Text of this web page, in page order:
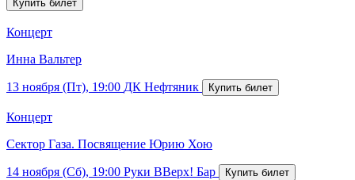
Концерт
Инна Вальтер
13 ноября (Пт), 19:00 ДК Нефтяник
Концерт
Сектор Газа. Посвящение Юрию Хою
14 ноября (Сб), 19:00 Руки ВВерх! Бар